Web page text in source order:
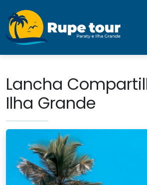
Lancha
Ilha Grande